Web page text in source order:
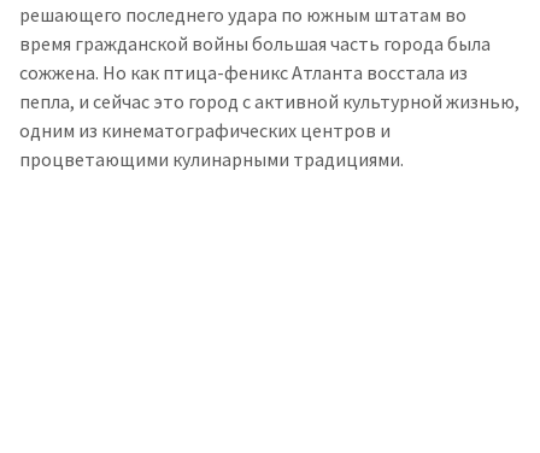
решающего последнего удара по южным штатам во
время гражданской войны большая часть города была
сожжена. Но как птица-феникс Атланта восстала из
пепла, и сейчас это город с активной культурной жизнью,
одним из кинематографических центров и
процветающими кулинарными традициями.